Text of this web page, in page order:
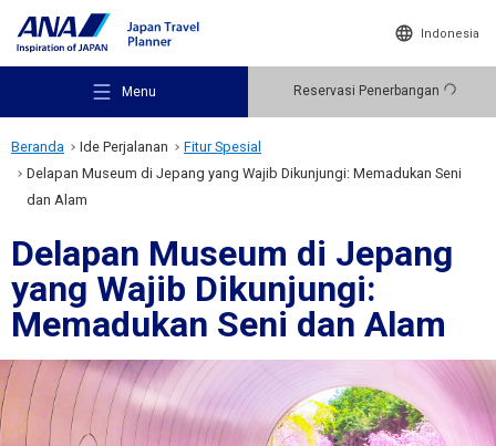
Indonesia
Menu Reservasi Penerbangan
Rekomendasi Tempat Wisata
Destinasi Wisata
Beranda Ide Perjalanan
Fitur Spesial
Delapan Museum di Jepang yang Wajib Dikunjungi: Memadukan Seni
dan Alam
Delapan Museum di Jepang
yang Wajib Dikunjungi:
Memadukan Seni dan Alam